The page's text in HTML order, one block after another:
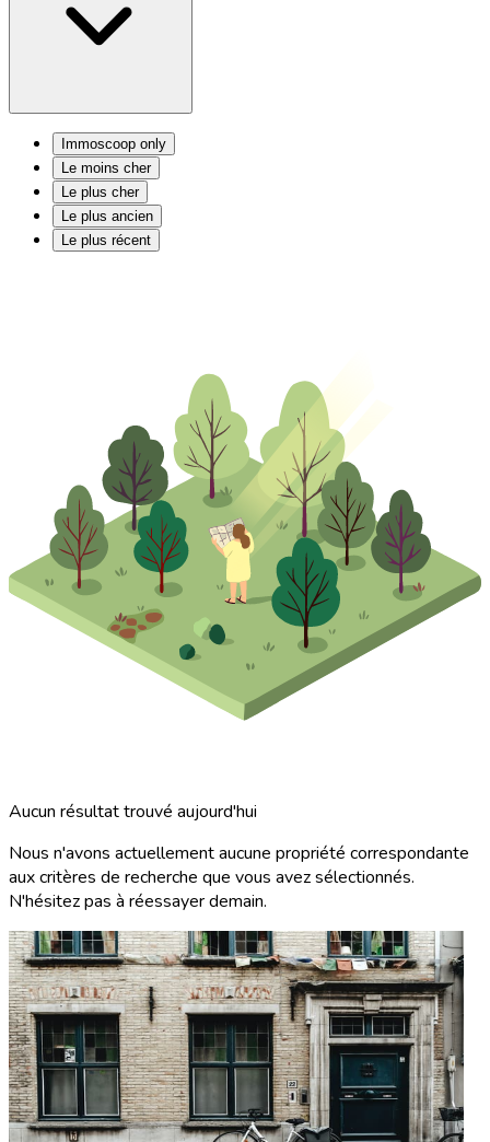
Immoscoop only
Le moins cher
Le plus cher
Le plus ancien
Le plus récent
Aucun résultat trouvé aujourd'hui
Nous n'avons actuellement aucune propriété correspondante
aux critères de recherche que vous avez sélectionnés.
N'hésitez pas à réessayer demain.